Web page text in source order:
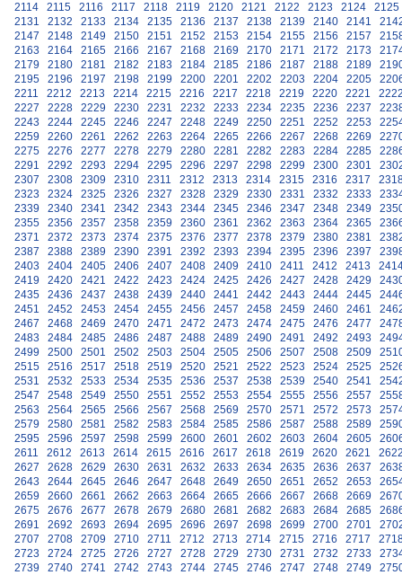
2114
2115 2116 2117 2118 2119 2120 2121 2122 2123 2124
2125
2131
2132 2133 2134 2135 2136 2137 2138 2139 2140 2141
2147
2148 2149 2150 2151 2152 2153 2154 2155 2156 2157
2163
2164 2165 2166 2167 2168 2169 2170 2171 2172 2173
2179
2180 2181 2182 2183 2184 2185 2186 2187 2188 2189
2195
2196 2197 2198 2199 2200 2201 2202 2203 2204 2205
2211
2212 2213 2214 2215 2216 2217 2218 2219 2220 2221
2227
2228 2229 2230 2231 2232 2233 2234 2235 2236 2237
2243
2244 2245 2246 2247 2248 2249 2250 2251 2252 2253
2259
2260 2261 2262 2263 2264 2265 2266 2267 2268 2269
2275
2276 2277 2278 2279 2280 2281 2282 2283 2284 2285
2291
2292 2293 2294 2295 2296 2297 2298 2299 2300 2301
2307
2308 2309 2310 2311 2312 2313 2314 2315 2316 2317
2323
2324 2325 2326 2327 2328 2329 2330 2331 2332 2333
2339
2340 2341 2342 2343 2344 2345 2346 2347 2348 2349
2355
2356 2357 2358 2359 2360 2361 2362 2363 2364 2365
2371
2372 2373 2374 2375 2376 2377 2378 2379 2380 2381
2387
2388 2389 2390 2391 2392 2393 2394 2395 2396 2397
2403
2404 2405 2406 2407 2408 2409 2410 2411 2412 2413
2419
2420 2421 2422 2423 2424 2425 2426 2427 2428 2429
2435
2436 2437 2438 2439 2440 2441 2442 2443 2444 2445
2451
2452 2453 2454 2455 2456 2457 2458 2459 2460 2461
2467
2468 2469 2470 2471 2472 2473 2474 2475 2476 2477
2483
2484 2485 2486 2487 2488 2489 2490 2491 2492 2493
2499
2500 2501 2502 2503 2504 2505 2506 2507 2508 2509
2515
2516 2517 2518 2519 2520 2521 2522 2523 2524 2525
2531
2532 2533 2534 2535 2536 2537 2538 2539 2540 2541
2547
2548 2549 2550 2551 2552 2553 2554 2555 2556 2557
2563
2564 2565 2566 2567 2568 2569 2570 2571 2572 2573
2579
2580 2581 2582 2583 2584 2585 2586 2587 2588 2589
2595
2596 2597 2598 2599 2600 2601 2602 2603 2604 2605
2611
2612 2613 2614 2615 2616 2617 2618 2619 2620 2621
2627
2628 2629 2630 2631 2632 2633 2634 2635 2636 2637
2643
2644 2645 2646 2647 2648 2649 2650 2651 2652 2653
2659
2660 2661 2662 2663 2664 2665 2666 2667 2668 2669
2675
2676 2677 2678 2679 2680 2681 2682 2683 2684 2685
2691
2692 2693 2694 2695 2696 2697 2698 2699 2700 2701
2707
2708 2709 2710 2711 2712 2713 2714 2715 2716 2717
2723
2724 2725 2726 2727 2728 2729 2730 2731 2732 2733
2739
2740 2741 2742 2743 2744 2745 2746 2747 2748 2749